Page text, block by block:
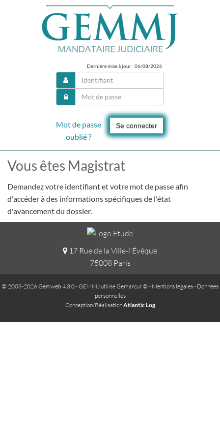
Dernière mise à jour : 06/08/2026
Se connecter
Mot de passe
oublié ?
Vous êtes Magistrat
Demandez votre identifiant et votre mot de passe afin
d'accéder à des informations spécifiques de l'état
d'avancement du dossier.
17 Rue de la Ville-l'Évêque
75008 Paris
© 2008-2026 Gemweb 4.3.0- GEMMJ utiliseGemarcur © - Mentions légales- Données
personnelles
Conception/RéalisationAtlantic Log